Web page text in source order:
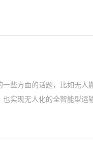
些方面的话题，比如无
实现无人化的全智能型